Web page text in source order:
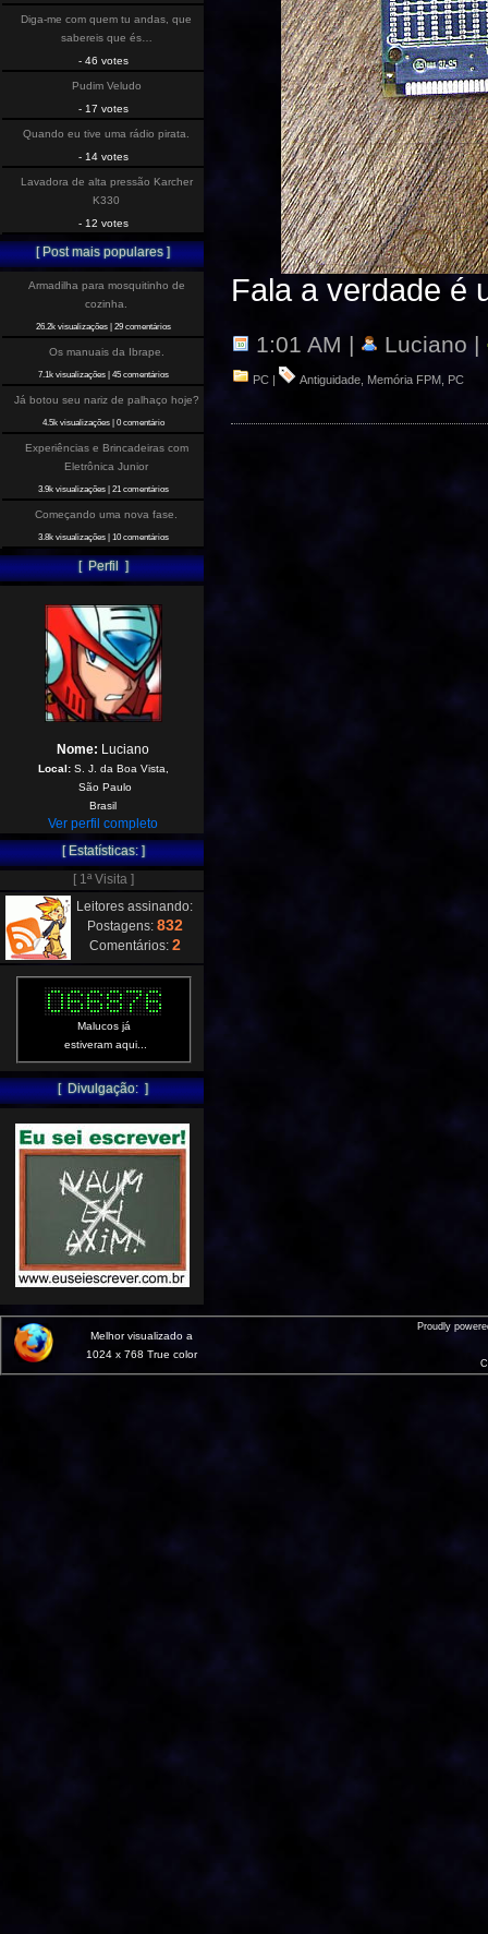
Fala a verdade é
1:01 AM | Luciano |
PC | Antiguidade Memória FPM PC
Diga-me com quem tu andas, que
sabereis que és…
- 46 votes
Pudim Veludo
- 17 votes
Quando eu tive uma rádio pirata.
- 14 votes
Lavadora de alta pressão Karcher
K330
- 12 votes
[ Post mais populares ]
Armadilha para mosquitinho de
cozinha.
26.2k visualizações| 29 comentários
Os manuais da Ibrape.
7.1k visualizações| 45 comentários
Já botou seu nariz de palhaço hoje?
4.5k visualizações| 0 comentário
Experiências e Brincadeiras com
Eletrônica Junior
3.9k visualizações| 21 comentários
Começando uma nova fase.
3.8k visualizações| 10 comentários
[ Perfil ]
Nome: Luciano
Local:S. J. da Boa Vista,
São Paulo
Brasil
Ver perfil completo
[ Estatísticas: ]
[ 1ª Visita ]
Leitores assinando:
Postagens: 832
Comentários: 2
Malucos já
estiveram aqui...
[ Divulgação: ]
Melhor visualizado a
1024 x 768 True color
Proudly